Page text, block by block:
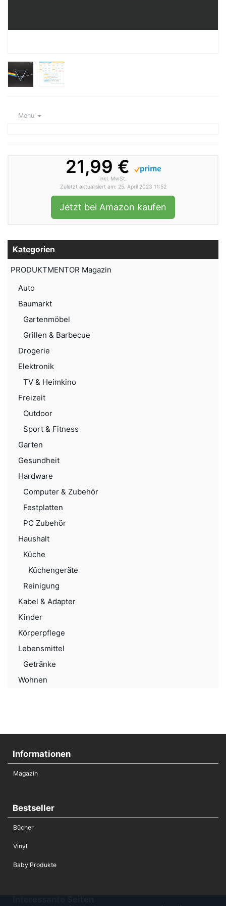
Menu
21,99 €
inkl. MwSt.
Zuletzt aktualisiert am: 25. April 2023 11:52
Jetzt bei Amazon kaufen
Kategorien
PRODUKTMENTOR Magazin
Auto
Baumarkt
Gartenmöbel
Grillen & Barbecue
Drogerie
Elektronik
TV & Heimkino
Freizeit
Outdoor
Sport & Fitness
Garten
Gesundheit
Hardware
Computer & Zubehör
Festplatten
PC Zubehör
Haushalt
Küche
Küchengeräte
Reinigung
Kabel & Adapter
Kinder
Körperpflege
Lebensmittel
Getränke
Wohnen
Informationen
Magazin
Bestseller
Bücher
Vinyl
Baby Produkte